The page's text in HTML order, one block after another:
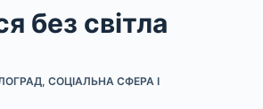
без світла
, СОЦІАЛЬНА СФЕРА І